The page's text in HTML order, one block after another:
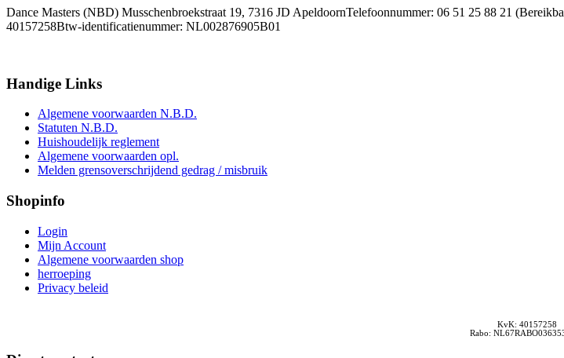
Dance Masters (NBD) Musschenbroekstraat 19, 7316 JD ApeldoornTelefoonnummer: 06 51 25 88 21
40157258Btw-identificatienummer: NL002876905B01
Handige Links
Algemene voorwaarden N.B.D.
Statuten N.B.D.
Huishoudelijk reglement
Algemene voorwaarden opl.
Melden grensoverschrijdend gedrag / misbruik
Shopinfo
Login
Mijn Account
Algemene voorwaarden shop
herroeping
Privacy beleid
KvK: 40157258
Rabo: